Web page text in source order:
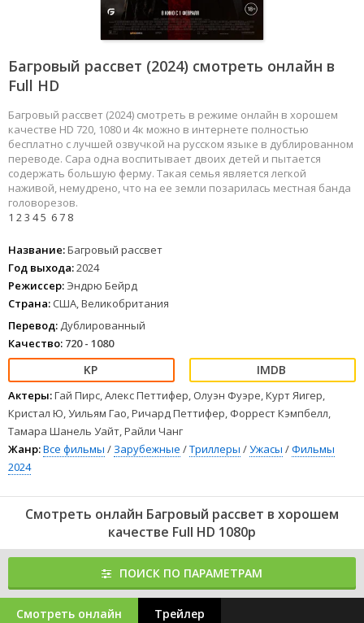
Багровый рассвет (2024) смотреть онлайн в
Full HD
Багровый рассвет (2024) смотреть в режиме онлайн в хорошем
качестве HD 720, 1080 и 4к можно в интернете полностью
бесплатно с лучшей озвучкой на русском языке в дублированном
переводе. Сара одна воспитывает двоих детей и пытается
содержать большую ферму. Такая семья является легкой
наживой, немудрено, что на ее земли позарилась местная банда
головорезов.
1 23 45 67 8
Название:Багровый рассвет
Год выхода:2024
Режиссер: Эндрю Бейрд
Страна: США, Великобритания
Перевод: Дублированный
Качество: 720 - 1080
Актеры:Гай Пирс, Алекс Петтифер, Олуэн Фуэре, Курт Яигер,
Кристал Ю, Уильям Гао, Ричард Петтифер, Форрест Кэмпбелл,
Тамара Шанель Уайт, Райли Чанг
Жанр:Все фильмы / Зарубежные /Триллеры /Ужасы /Фильмы
2024
Смотреть онлайн Багровый рассвет в хорошем
качестве Full HD 1080p
ПОИСК ПО ПАРАМЕТРАМ
Смотреть онлайн Трейлер